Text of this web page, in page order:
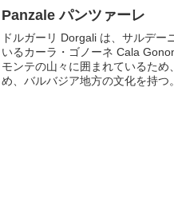
Panzale パンツァーレ
ドルガーリ Dorgali は、サルデー
いるカーラ・ゴノーネ Cala
モンテの山々に囲まれているた
め、バルバジア地方の文化を持つ